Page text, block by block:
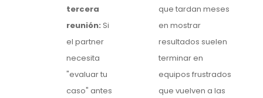
tercera
reunión: Si
el partner
necesita
"evaluar tu
caso" antes
que tardan meses
en mostrar
resultados suelen
terminar en
equipos frustrados
que vuelven a las